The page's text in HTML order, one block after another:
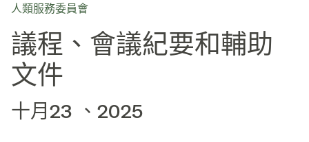
列​​
人類服務委員會
議程、會議紀要和輔助
文件​​
十月23 、2025​​